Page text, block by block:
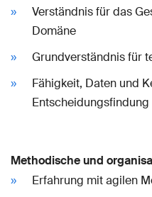
Verständnis für das
Domäne
Grundverständnis für
Fähigkeit, Daten und
Entscheidungsfindung
Methodische und
Erfahrung mit agilen